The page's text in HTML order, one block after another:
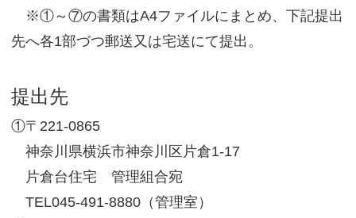
※①～⑦の書類はA4ファイルにまとめ、下記提出
先へ各1部づつ郵送又は宅送にて提出。
提出先
①〒221-0865
神奈川県横浜市神奈川区片倉1-17
片倉台住宅 管理組合宛
TEL045-491-8880（管理室）